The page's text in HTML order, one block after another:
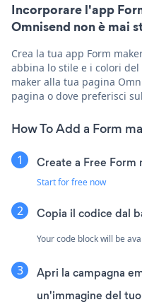
Incorporare l'app
Omnisend non è mai
Crea la tua app Form
abbina lo stile e i colori
maker alla tua pagina
pagina o dove preferisci
How To Add a Form
Create a Free Form
Start for free now
Copia il codice dal
Your code block will be
Apri la campagna
un'immagine del